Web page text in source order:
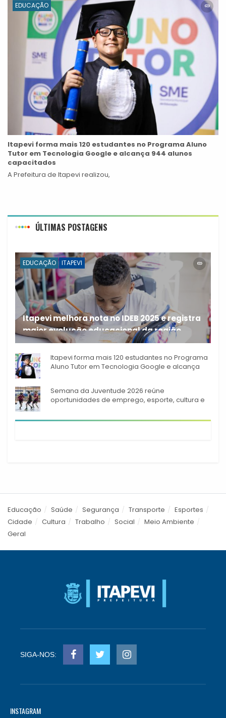
EDUCAÇÃO
Itapevi forma mais 120 estudantes no Programa Aluno
Tutor em Tecnologia Google e alcança 944 alunos
capacitados
A Prefeitura de Itapevi realizou,
ÚLTIMAS POSTAGENS
EDUCAÇÃO ITAPEVI
Itapevi melhora nota no IDEB 2025 e registra
maior evolução educacional da região
A rede municipal de ensino
Itapevi forma mais 120 estudantes no Programa
Aluno Tutor em Tecnologia Google e alcança
Semana da Juventude 2026 reúne
oportunidades de emprego, esporte, cultura e
Educação Saúde Segurança Transporte
Esportes
Cidade
Cultura Trabalho Social
Meio Ambiente
Geral
SIGA-NOS:
INSTAGRAM